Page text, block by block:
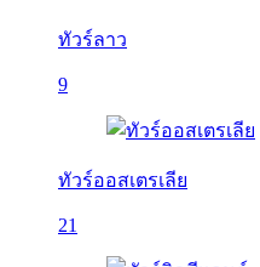
ทัวร์ลาว
9
ทัวร์ออสเตรเลีย
21